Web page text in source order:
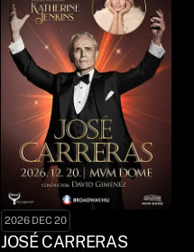
2026 DEC 20
JOSÉ CARRERAS